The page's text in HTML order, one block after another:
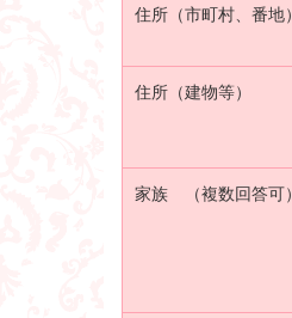
住所（市町村、番地）
住所（建物等）
家族 （複数回答可）